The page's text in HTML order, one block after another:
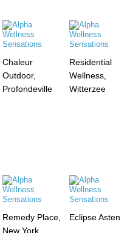
Chaleur
Outdoor,
Profondeville
Residential
Wellness,
Witterzee
Remedy Place,
New York
Eclipse Asten